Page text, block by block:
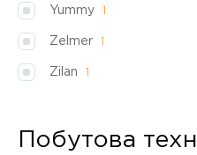
Yummy 1
Zelmer 1
Zilan 1
Побутова